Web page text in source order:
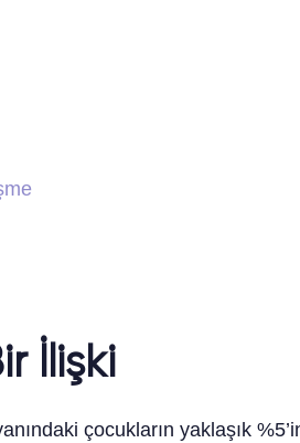
İlişki
çocukların yaklaşık